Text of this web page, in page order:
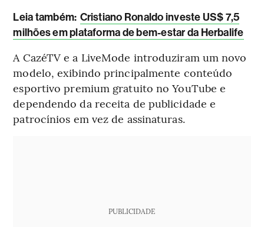
Leia também: Cristiano Ronaldo investe US$ 7,5
milhões em plataforma de bem-estar da Herbalife
A CazéTV e a LiveMode introduziram um novo
modelo, exibindo principalmente conteúdo
esportivo premium gratuito no YouTube e
dependendo da receita de publicidade e
patrocínios em vez de assinaturas.
PUBLICIDADE